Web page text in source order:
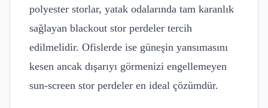
polyester storlar, yatak odalarında tam karanlık
sağlayan blackout stor perdeler tercih
edilmelidir. Ofislerde ise güneşin yansımasını
kesen ancak dışarıyı görmenizi engellemeyen
sun-screen stor perdeler en ideal çözümdür.